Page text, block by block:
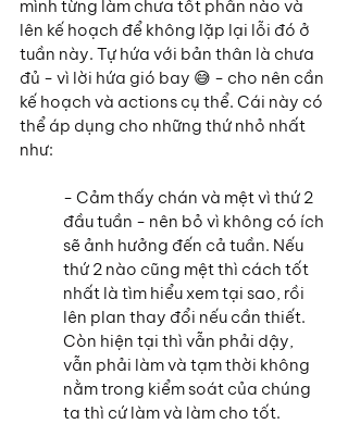
mình từng làm chưa tốt phần nào và
lên kế hoạch để không lặp lại lỗi đó ở
tuần này. Tự hứa với bản thân là chưa
đủ - vì lời hứa gió bay 😅 - cho nên cần
kế hoạch và actions cụ thể. Cái này có
thể áp dụng cho những thứ nhỏ nhất
như:
- Cảm thấy chán và mệt vì thứ 2
đầu tuần - nên bỏ vì không có ích
sẽ ảnh hưởng đến cả tuần. Nếu
thứ 2 nào cũng mệt thì cách tốt
nhất là tìm hiểu xem tại sao, rồi
lên plan thay đổi nếu cần thiết.
Còn hiện tại thì vẫn phải dậy,
vẫn phải làm và tạm thời không
nằm trong kiểm soát của chúng
ta thì cứ làm và làm cho tốt.